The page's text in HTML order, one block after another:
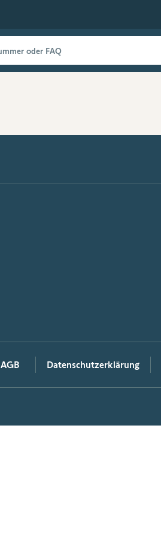
AGB Datenschutzerklärung